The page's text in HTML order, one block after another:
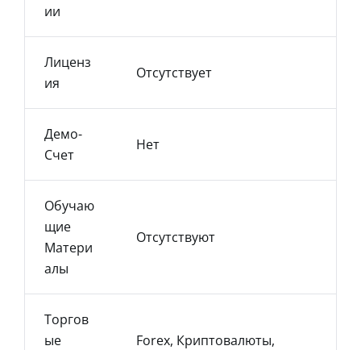
Ии
Лиценз
Ия
Отсутствует
Демо-
Счет
Нет
Обучаю
Щие
Матери
Алы
Отсутствуют
Торгов
Ые
Forex, Криптовалюты,